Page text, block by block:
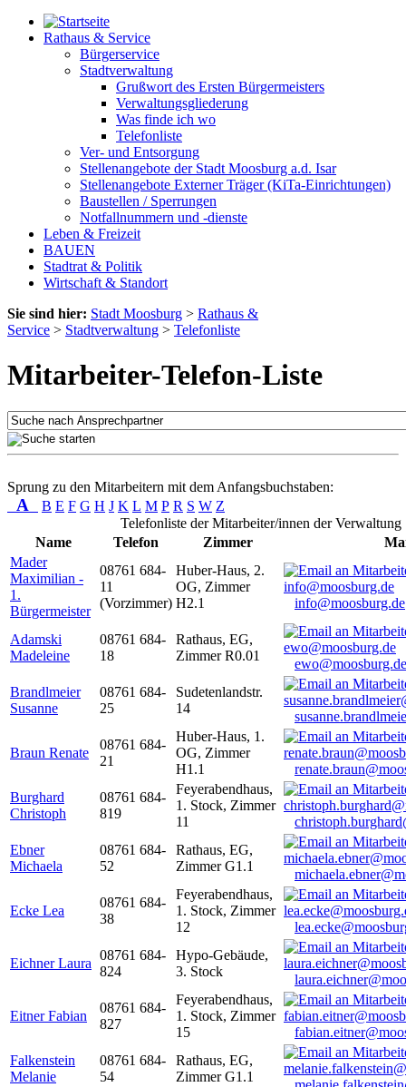
Rathaus & Service
Bürgerservice
Stadtverwaltung
Grußwort des Ersten Bürgermeisters
Verwaltungsgliederung
Was finde ich wo
Telefonliste
Ver- und Entsorgung
Stellenangebote der Stadt Moosburg a.d. Isar
Stellenangebote Externer Träger (KiTa-Einrichtungen)
Baustellen / Sperrungen
Notfallnummern und -dienste
Leben & Freizeit
BAUEN
Stadtrat & Politik
Wirtschaft & Standort
Sie sind hier: Stadt Moosburg > Rathaus &
Service > Stadtverwaltung > Telefonliste
Mitarbeiter-Telefon-Liste
Sprung zu den Mitarbeitern mit dem Anfangsbuchstaben:
A B E F G H J K L M P R S W Z
Telefonliste der Mitarbeiter/innen der Verwaltung
Name
Telefon Zimmer
Mader
Maximilian -
1.
Bürgermeister
08761 684-
11
(Vorzimmer)
Huber-Haus, 2.
OG, Zimmer
H2.1
info@moosburg.de
Adamski
Madeleine
08761 684-
18
Rathaus, EG,
Zimmer R0.01
ewo@moosburg.de
Brandlmeier
Susanne
08761 684-
25
Sudetenlandstr.
14
Braun Renate
08761 684-
21
Huber-Haus, 1.
OG, Zimmer
H1.1
Burghard
Christoph
08761 684-
819
Feyerabendhaus,
1. Stock, Zimmer
11
Ebner
Michaela
08761 684-
52
Rathaus, EG,
Zimmer G1.1
Ecke Lea
08761 684-
38
Feyerabendhaus,
1. Stock, Zimmer
12
Eichner Laura
08761 684-
824
Hypo-Gebäude,
3. Stock
Eitner Fabian
08761 684-
827
Feyerabendhaus,
1. Stock, Zimmer
15
Falkenstein
Melanie
08761 684-
54
Rathaus, EG,
Zimmer G1.1